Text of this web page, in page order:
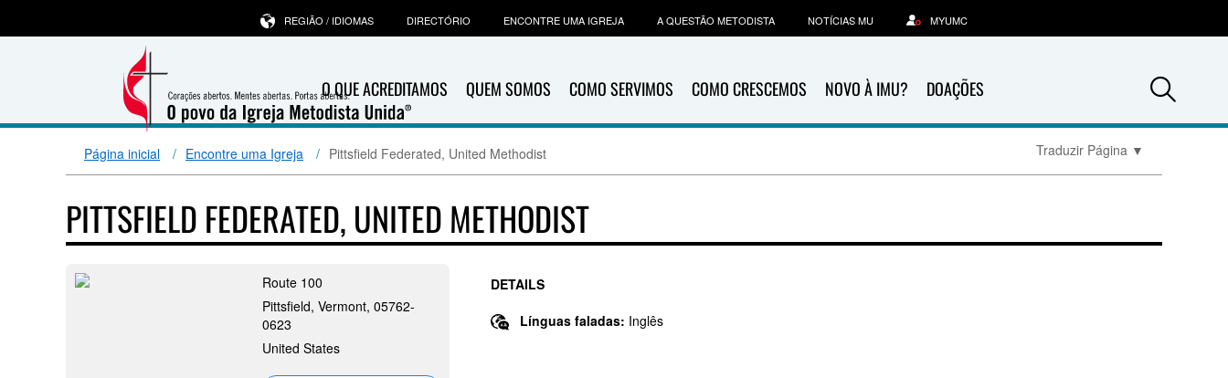
O QUE ACREDITAMOS QUEM SOMOS COMO SERVIMOS COMO CRESCEMOS NOVO À IMU? DOAÇÕES
REGIÃO / IDIOMAS DIRECTÓRIO ENCONTRE UMA IGREJA A QUESTÃO METODISTA NOTÍCIAS MU MYUMC
Página inicial Encontre uma Igreja Pittsfield Federated, United Methodist Traduzir Página ▼
PITTSFIELD FEDERATED, UNITED METHODIST
Route 100
Pittsfield, Vermont, 05762-
0623
United States
DETAILS
Línguas faladas: Inglês